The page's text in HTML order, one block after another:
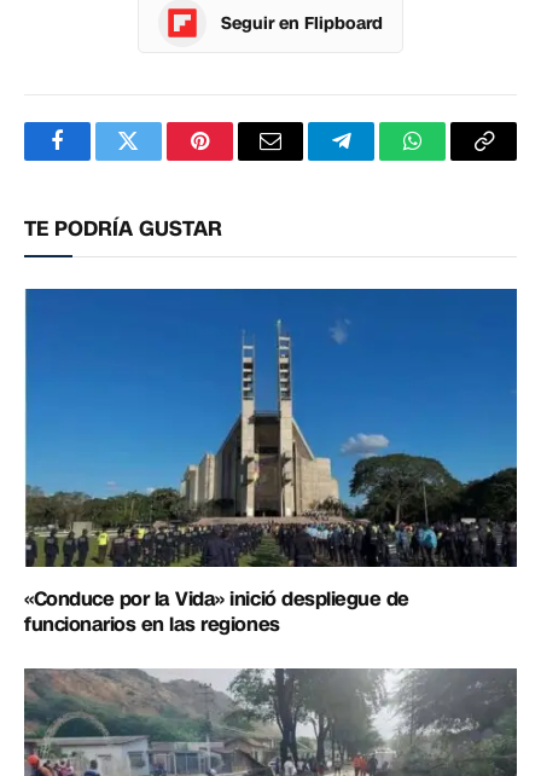
Seguir en Flipboard
FacebookTwitterPinterestCorreoTelegramWhatsApp
TE PODRÍA GUSTAR
«Conduce por la Vida» inició despliegue de
funcionarios en las regiones